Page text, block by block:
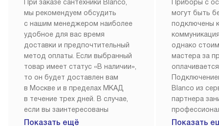
При заказе сантехники Blanco,
мы рекомендуем обсудить
с нашим менеджером наиболее
удобное для вас время
доставки и предпочтительный
метод оплаты. Если выбранный
товар имеет статус «В наличии»,
то он будет доставлен вам
в Москве и в пределах МКАД
в течение трех дней. В случае,
если вы заинтересованы
в товаре, который доступен
Показать ещё
Приборы с
могут быть
подключены
однако
мастера за
Blanco из
партнера
Наш сервис
Показать